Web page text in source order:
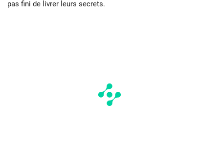
pas fini de livrer leurs secrets.